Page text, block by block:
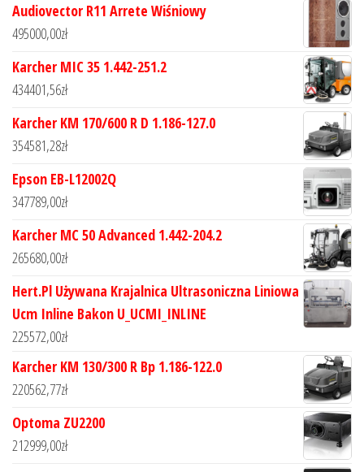
Audiovector R11 Arrete Wiśniowy
495000,00zł
Karcher MIC 35 1.442-251.2
434401,56zł
Karcher KM 170/600 R D 1.186-127.0
354581,28zł
Epson EB-L12002Q
347789,00zł
Karcher MC 50 Advanced 1.442-204.2
265680,00zł
Hert.Pl Używana Krajalnica Ultrasoniczna Liniowa
Ucm Inline Bakon U_UCMI_INLINE
225572,00zł
Karcher KM 130/300 R Bp 1.186-122.0
220562,77zł
Optoma ZU2200
212999,00zł